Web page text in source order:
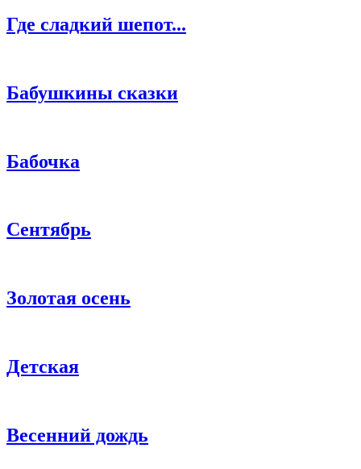
Где сладкий шепот...
Бабушкины сказки
Бабочка
Сентябрь
Золотая осень
Детская
Весенний дождь